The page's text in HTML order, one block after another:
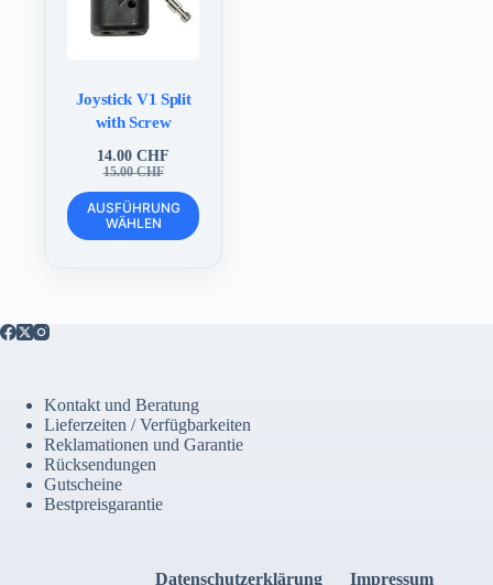
Joystick V1 Split
with Screw
15.00CHF
Ursprünglicher
Preis
war:
15.00 CHF
14.00CHF
Aktueller
Preis
ist:
14.00 CHF.
AUSFÜHRUNG
WÄHLEN
Dieses
Produkt
weist
der
Produktseite
gewählt
werden
Kontakt und Beratung
Lieferzeiten / Verfügbarkeiten
Reklamationen und Garantie
Rücksendungen
Gutscheine
Bestpreisgarantie
Datenschutzerklärung Impressum